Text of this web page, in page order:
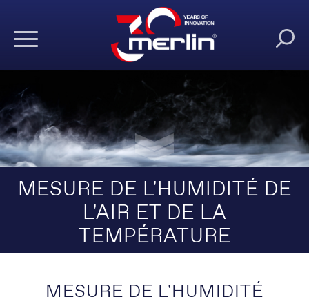
MESURE DE L'HUMIDITÉ DE
L'AIR ET DE LA
TEMPÉRATURE
MESURE DE L'HUMIDITÉ